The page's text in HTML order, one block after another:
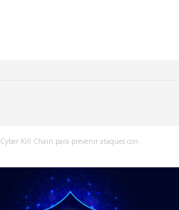
Cyber Kill Chain para prevenir ataques con